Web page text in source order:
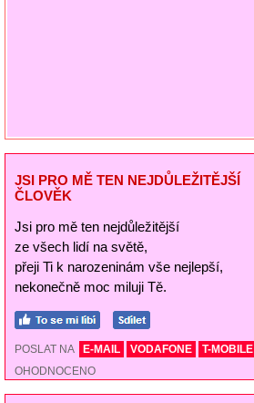
JSI PRO MĚ TEN NEJDŮLEŽITĚJŠÍ
ČLOVĚK
Jsi pro mě ten nejdůležitější
ze všech lidí na světě,
přeji Ti k narozeninám vše nejlepší,
nekonečně moc miluji Tě.
POSLAT NA E-MAIL VODAFONE T-MOBILE
OHODNOCENO